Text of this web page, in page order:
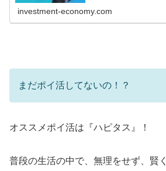
investment-economy.com
まだポイ活してないの！？
オススメポイ活は『ハピタス』！
普段の生活の中で、無理をせず、賢